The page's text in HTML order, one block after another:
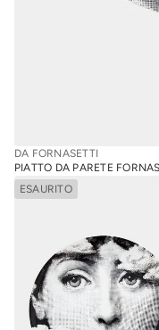
DA FORNASETTI
PIATTO DA PARETE
ESAURITO